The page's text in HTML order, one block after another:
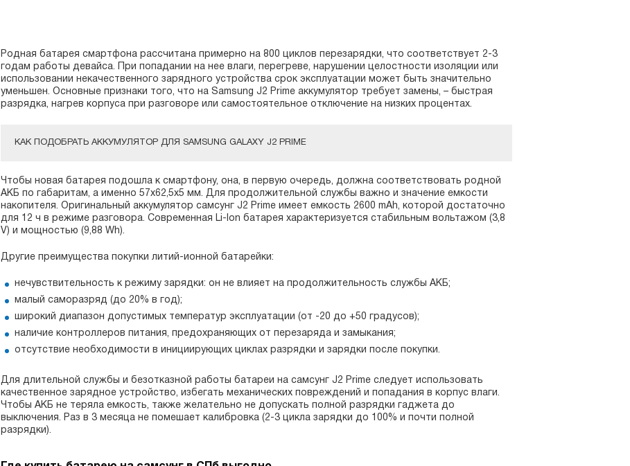
Родная батарея смартфона рассчитана примерно на 800 циклов перезарядки, что соответствует 2-3
годам работы девайса. При попадании на нее влаги, перегреве, нарушении целостности изоляции или
использовании некачественного зарядного устройства срок эксплуатации может быть значительно
уменьшен. Основные признаки того, что на Samsung J2 Prime аккумулятор требует замены, – быстрая
разрядка, нагрев корпуса при разговоре или самостоятельное отключение на низких процентах.
КАК ПОДОБРАТЬ АККУМУЛЯТОР ДЛЯ SAMSUNG GALAXY J2 PRIME
Чтобы новая батарея подошла к смартфону, она, в первую очередь, должна соответствовать родной
АКБ по габаритам, а именно 57x62,5x5 мм. Для продолжительной службы важно и значение емкости
накопителя. Оригинальный аккумулятор самсунг J2 Prime имеет емкость 2600 mAh, которой достаточно
для 12 ч в режиме разговора. Современная Li-Ion батарея характеризуется стабильным вольтажом (3,8
V) и мощностью (9,88 Wh).
Другие преимущества покупки литий-ионной батарейки:
нечувствительность к режиму зарядки: он не влияет на продолжительность службы АКБ;
малый саморазряд (до 20% в год);
широкий диапазон допустимых температур эксплуатации (от -20 до +50 градусов);
наличие контроллеров питания, предохраняющих от перезаряда и замыкания;
отсутствие необходимости в инициирующих циклах разрядки и зарядки после покупки.
Для длительной службы и безотказной работы батареи на самсунг J2 Prime следует использовать
качественное зарядное устройство, избегать механических повреждений и попадания в корпус влаги.
Чтобы АКБ не теряла емкость, также желательно не допускать полной разрядки гаджета до
выключения. Раз в 3 месяца не помешает калибровка (2-3 цикла зарядки до 100% и почти полной
разрядки).